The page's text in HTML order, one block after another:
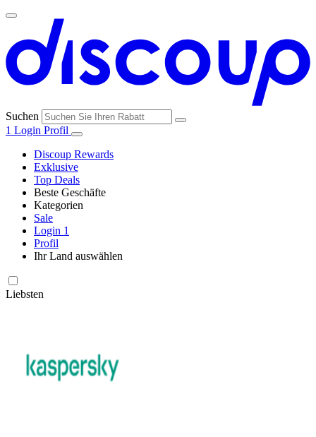
Suchen
1 Login Profil
Discoup Rewards
Exklusive
Top Deals
Beste Geschäfte
Amazon
Kategorien
Kleidung und
Schuhe
Sale
Login 1
Profil
Ihr Land auswählen
Liebsten